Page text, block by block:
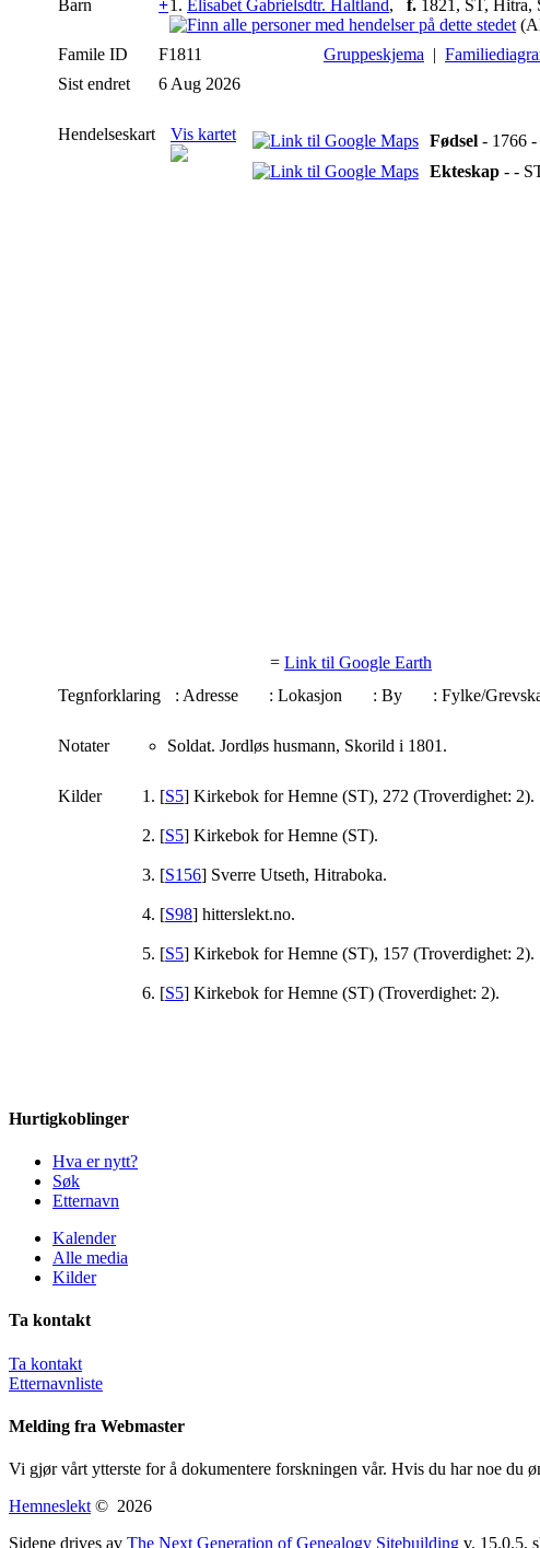
Barn
+1. Elisabet Gabrielsdtr. Haltland, f. 1821, ST, Hitra,
Famile ID
F1811 Gruppeskjema |
Sist endret
6 Aug 2026
Hendelseskart Vis kartet Fødsel - 1766
Ekteskap - -
= Link til Google Earth
Tegnforklaring
: Adresse : Lokasjon : By : Fylke/
Notater Soldat. Jordløs husmann, Skorild i 1801.
Kilder [S5] Kirkebok for Hemne (ST), 272 (Troverdighet: 2).
[S5] Kirkebok for Hemne (ST).
[S156] Sverre Utseth, Hitraboka.
[S98] hitterslekt.no.
[S5] Kirkebok for Hemne (ST), 157 (Troverdighet: 2).
[S5] Kirkebok for Hemne (ST) (Troverdighet: 2).
Hurtigkoblinger
Hva er nytt?
Søk
Etternavn
Kalender
Alle media
Kilder
Ta kontakt
Ta kontakt
Etternavnliste
Melding fra Webmaster
Vi gjør vårt ytterste for å dokumentere forskningen vår. Hvis du har noe du
Hemneslekt © 2026
Sidene drives av The Next Generation of Genealogy Sitebuilding v. 15.0.5,